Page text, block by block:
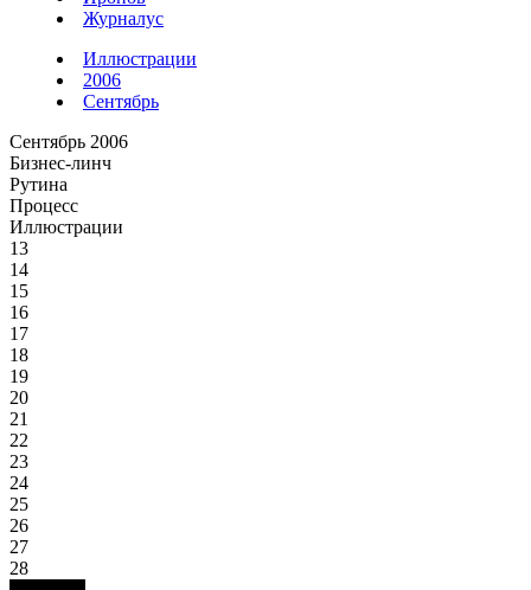
Журналус
Иллюстрации
2006
Сентябрь
Сентябрь 2006
Бизнес-линч
Рутина
Процесс
Иллюстрации
13
14
15
16
17
18
19
20
21
22
23
24
25
26
27
28